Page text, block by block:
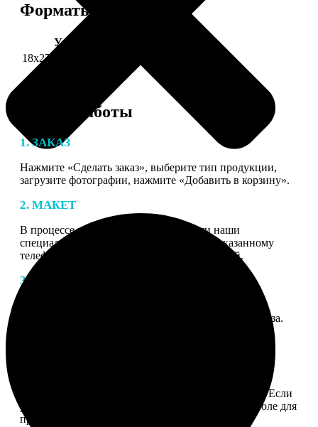
Форматы и цены
Услуга
18х27 см 126 частей
Этапы работы
1. ЗАКАЗ
Нажмите «Сделать заказ», выберите тип продукции,
загрузите фотографии, нажмите «Добавить в корзину».
2. МАКЕТ
В процессе подготовки заказа к печати наши
специалисты могут связаться с Вами по указанному
телефону или email для согласования деталей.
3. ИЗГОТОВЛЕНИЕ
получите подтверждение на email с описанием заказа.
Введите адрес и выберите способ доставки заказа. Если
у вас есть промокод, введите его в специальное поле для
промокода.